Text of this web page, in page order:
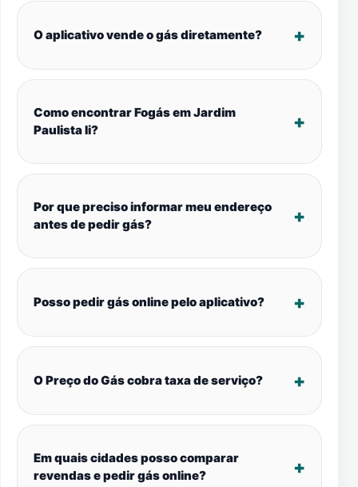
O aplicativo vende o gás diretamente?
Como encontrar Fogás em Jardim
Paulista Ii?
Por que preciso informar meu endereço
antes de pedir gás?
Posso pedir gás online pelo aplicativo?
O Preço do Gás cobra taxa de serviço?
Em quais cidades posso comparar
revendas e pedir gás online?